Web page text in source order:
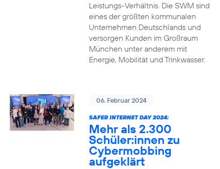
Leistungs-Verhältnis. Die SWM sind
eines der größten kommunalen
Unternehmen Deutschlands und
versorgen Kunden im Großraum
München unter anderem mit
Energie, Mobilität und Trinkwasser.
06. Februar 2024
SAFER INTERNET DAY 2024:
Mehr als 2.300
Schüler:innen zu
Cybermobbing
aufgeklärt